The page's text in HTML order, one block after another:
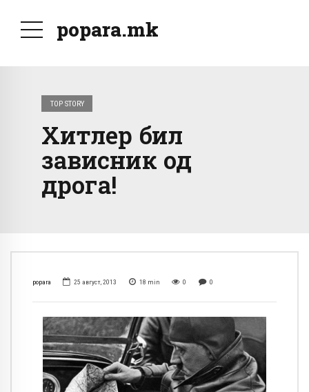
popara.mk
TOP STORY
Хитлер бил
зависник од
дрога!
popara 25 август, 2013 18 min 0 0